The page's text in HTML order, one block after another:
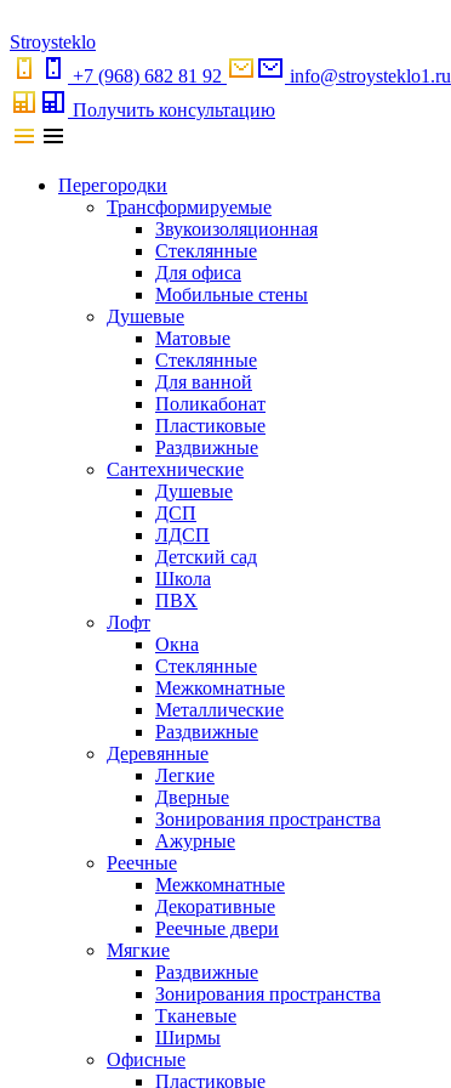
Stroysteklo
+7 (968) 682 81 92
info@stroysteklo1.ru
Получить консультацию
Перегородки
Трансформируемые
Звукоизоляционная
Стеклянные
Для офиса
Мобильные стены
Душевые
Матовые
Стеклянные
Для ванной
Поликабонат
Пластиковые
Раздвижные
Сантехнические
Душевые
ДСП
ЛДСП
Детский сад
Школа
ПВХ
Лофт
Окна
Стеклянные
Межкомнатные
Металлические
Раздвижные
Деревянные
Легкие
Дверные
Зонирования пространства
Ажурные
Реечные
Межкомнатные
Декоративные
Реечные двери
Мягкие
Раздвижные
Зонирования пространства
Тканевые
Ширмы
Офисные
Пластиковые